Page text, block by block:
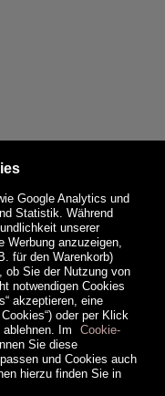
Google Analytics und
Statistik. Während
unserer
Werbung anzuzeigen,
für den Warenkorb)
ob Sie der Nutzung von
notwendigen Cookies
akzeptieren, eine
oder per Klick
ablehnen. Im
Cookie-
Sie diese
und Cookies auch
hierzu finden Sie in